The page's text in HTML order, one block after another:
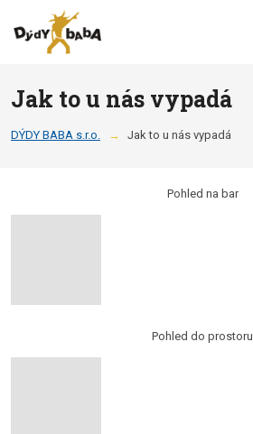
Jak to u nás vypadá
DÝDY BABA s.r.o. Jak to u nás vypadá
Pohled na bar
Pohled do prostoru